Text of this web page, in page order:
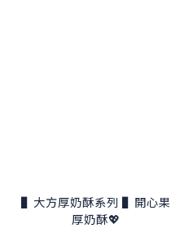
▌大方厚奶酥系列 ▌開心果
厚奶酥💖